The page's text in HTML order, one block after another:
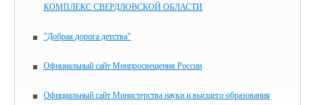
КОМПЛЕКС СВЕРДЛОВСКОЙ ОБЛАСТИ
"Добрая дорога детства"
Официальный сайт Минпросвещения России
Официальный сайт Министерства науки и высшего образования